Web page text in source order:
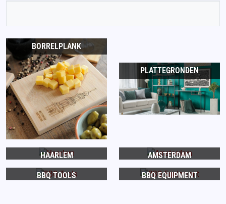
BORRELPLANK
PLATTEGRONDEN
HAARLEM AMSTERDAM
BBQ TOOLS BBQ EQUIPMENT